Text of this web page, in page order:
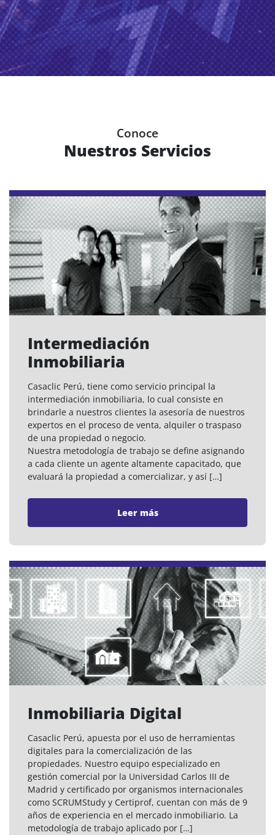
Conoce
Nuestros Servicios
Intermediación
Inmobiliaria
Casaclic Perú, tiene como servicio principal la
intermediación inmobiliaria, lo cual consiste en
brindarle a nuestros clientes la asesoría de nuestros
expertos en el proceso de venta, alquiler o traspaso
de una propiedad o negocio.
Nuestra metodología de trabajo se define asignando
a cada cliente un agente altamente capacitado, que
evaluará la propiedad a comercializar, y así […]
Leer más
Inmobiliaria Digital
Casaclic Perú, apuesta por el uso de herramientas
digitales para la comercialización de las
propiedades. Nuestro equipo especializado en
gestión comercial por la Universidad Carlos III de
Madrid y certificado por organismos internacionales
como SCRUMStudy y Certiprof, cuentan con más de 9
años de experiencia en el mercado inmobiliario. La
metodología de trabajo aplicado por […]